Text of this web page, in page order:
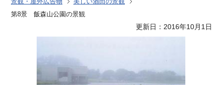
第8景 飯森山公園の景観
更新日：2016年10月1日